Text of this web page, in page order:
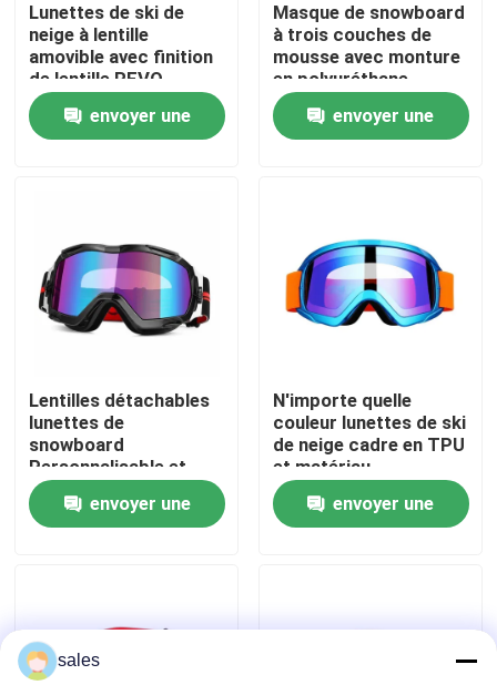
Maison
Des produits
Visite d'usine
Contactez-nous
Nouvelles
Cas
Demandez une citation
Lunettes de verres de sûreté
Lunettes de ski de
neige à lentille
amovible avec finition
de lentille REVO
complète et sangle
amovibleenvoyer une
Masque de snowboard
à trois couches de
mousse avec monture
en polyuréthane
thermoplastique pour
une protection
durable
envoyer une
Lentilles détachables
lunettes de
snowboard
Personnalisable et
performance
imbattableenvoyer une
N'importe quelle
couleur lunettes de ski
de neige cadre en TPU
et matériau
thermoplastique en
polyuréthane pour les
activités de plein air
envoyer une
sales